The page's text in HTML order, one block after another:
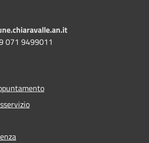
071 9499011